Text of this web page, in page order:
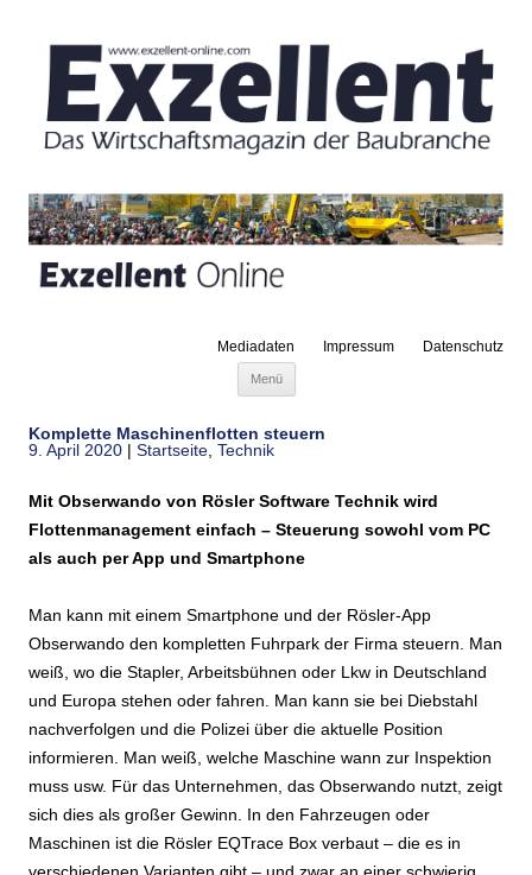
Mediadaten Impressum Datenschutz
Menü
Komplette Maschinenflotten steuern
9. April 2020 | Startseite Technik
Mit Obserwando von Rösler Software Technik wird
Flottenmanagement einfach – Steuerung sowohl vom PC
als auch per App und Smartphone
Man kann mit einem Smartphone und der Rösler-App
Obserwando den kompletten Fuhrpark der Firma steuern. Man
weiß, wo die Stapler, Arbeitsbühnen oder Lkw in Deutschland
und Europa stehen oder fahren. Man kann sie bei Diebstahl
nachverfolgen und die Polizei über die aktuelle Position
informieren. Man weiß, welche Maschine wann zur Inspektion
muss usw. Für das Unternehmen, das Obserwando nutzt, zeigt
sich dies als großer Gewinn. In den Fahrzeugen oder
Maschinen ist die Rösler EQTrace Box verbaut – die es in